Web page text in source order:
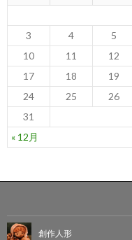
« 12月
3
4 5
10
11 12
17
18 19
24
25 26
31
創作人形